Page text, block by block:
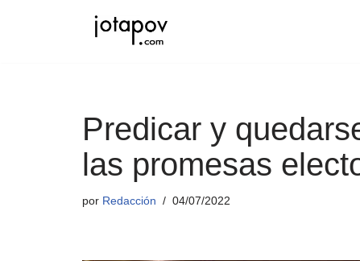
Predicar y
las promesas
por Redacción 04/07/2022